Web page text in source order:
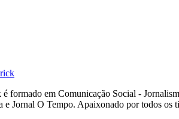
formado em Comunicação Social -
Jornal O Tempo. Apaixonado por todos os